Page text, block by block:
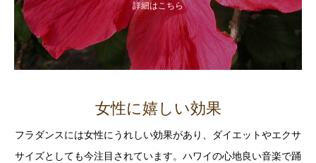
詳細はこちら
女性に嬉しい効果
フラダンスには女性にうれしい効果があり、ダイエットやエクサ
サイズとしても今注目されています。ハワイの心地良い音楽で踊